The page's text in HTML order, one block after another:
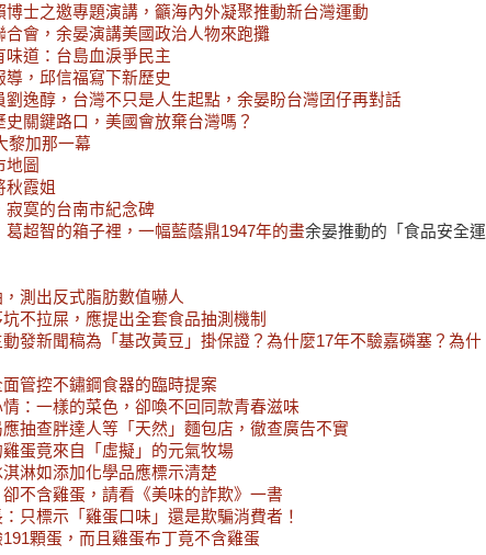
博士之邀專題演講，籲海內外凝聚推動新台灣運動
合會，余晏演講美國政治人物來跑攤
味道：台島血淚爭民主
導，邱信福寫下新歷史
劉逸醇，台灣不只是人生起點，余晏盼台灣囝仔再對話
史關鍵路口，美國會放棄台灣嗎？
黎加那一幕
地圖
秋霞姐
寂寞的台南市紀念碑
葛超智的箱子裡，一幅藍蔭鼎1947年的畫余晏推動的「食品安全運
測出反式脂肪數值嚇人
不拉屎，應提出全套食品抽測機制
發新聞稿為「基改黃豆」掛保證？為什麼17年不驗嘉磷塞？為什
管控不鏽鋼食器的臨時提案
：一樣的菜色，卻喚不回同款青春滋味
抽查胖達人等「天然」麵包店，徹查廣告不實
蛋竟來自「虛擬」的元氣牧場
淋如添加化學品應標示清楚
卻不含雞蛋，請看《美味的詐欺》一書
只標示「雞蛋口味」還是欺騙消費者！
顆蛋，而且雞蛋布丁竟不含雞蛋